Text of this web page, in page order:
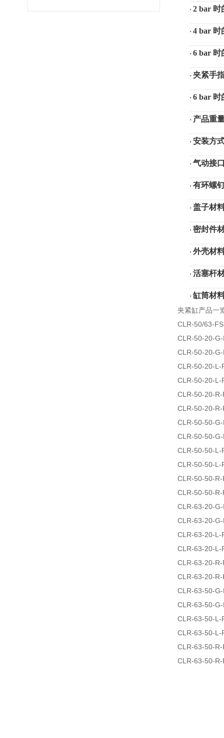
· 2 bar 时
· 4 bar 时
· 6 bar 时
· 夹紧手
· 6 bar 时
· 产品重
· 安装方
· 气动接
· 有环螺
· 盖子材
· 密封件
· 外壳材
· 活塞杆
· 缸筒材
夹紧缸产品一
CLR-50/63-FS
CLR-50-20-
CLR-50-20-
CLR-50-20-L-
CLR-50-20-L-
CLR-50-20-R-
CLR-50-20-R-
CLR-50-50-
CLR-50-50-
CLR-50-50-L-
CLR-50-50-L-
CLR-50-50-R-
CLR-50-50-R-
CLR-63-20-
CLR-63-20-
CLR-63-20-L-
CLR-63-20-L-
CLR-63-20-R-
CLR-63-20-R-
CLR-63-50-
CLR-63-50-
CLR-63-50-L-
CLR-63-50-L-
CLR-63-50-R-
CLR-63-50-R-